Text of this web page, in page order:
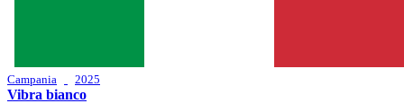
Campania 2025
Vibra bianco